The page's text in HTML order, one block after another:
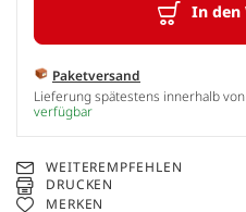
In den
Paketversand
Lieferung spätestens innerhalb
verfügbar
WEITEREMPFEHLEN
DRUCKEN
MERKEN